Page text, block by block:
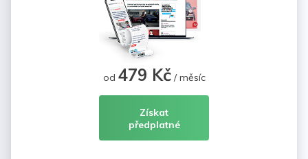
od 479 Kč/ měsíc
Získat
předplatné